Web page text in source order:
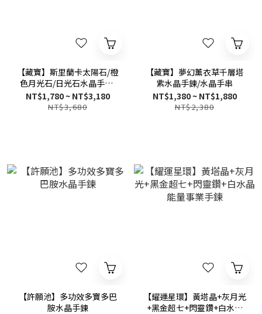
【藏寶】斯里蘭卡太陽石/橙
色月光石/日光石水晶手鍊/
水晶手串
NT$1,780 ~ NT$3,180
NT$3,680
【藏寶】夢幻薰衣草千層塔
紫水晶手鍊/水晶手串
NT$1,380 ~ NT$1,880
NT$2,380
【許願池】多功效多寶多巴
胺水晶手鍊
【耀運星環】黃塔晶+灰月光
+黑金超七+閃靈鑽+白水晶